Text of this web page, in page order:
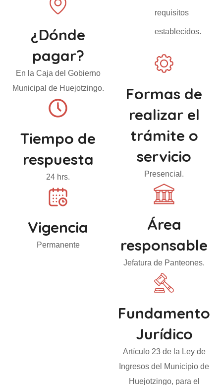
¿Dónde
pagar?
En la Caja del Gobierno
Municipal de Huejotzingo.
Tiempo de
respuesta
24 hrs.
Vigencia
Permanente
requisitos
establecidos.
Formas de
realizar el
trámite o
servicio
Presencial.
Área
responsable
Jefatura de Panteones.
Fundamento
Jurídico
Artículo 23 de la Ley de
Ingresos del Municipio de
Huejotzingo, para el